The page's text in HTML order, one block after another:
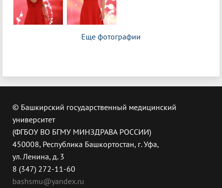
Еще фотографии
© Башкирский государственный медицинский
университет
(ФГБОУ ВО БГМУ МИНЗДРАВА РОССИИ)
450008, Республика Башкортостан, г. Уфа,
ул. Ленина, д. 3
8 (347) 272-11-60
bashsmu@yandex.ru